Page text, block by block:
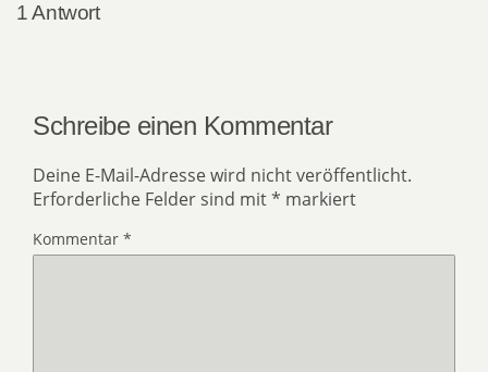
1 Antwort
Schreibe einen Kommentar
Deine E-Mail-Adresse wird nicht veröffentlicht.
Erforderliche Felder sind mit* markiert
Kommentar *